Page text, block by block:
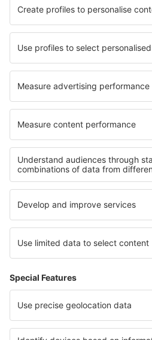
Unterkunft in Can Codolar
Unterkunft in Vau Unterkunft in
Die besten Unterkünfte - Regionen
Unterkunft in Großbritannien
Unterkunft in Nordirland
Unterkunft auf Guernsey
Unterkunft auf Naxos Unterkunft
Unterkunft in Shumen